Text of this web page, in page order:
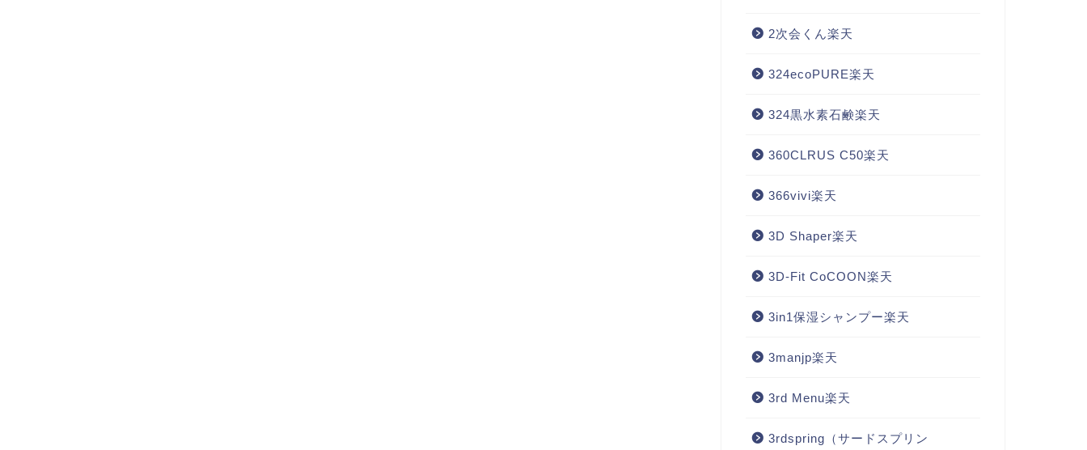
2次会くん楽天
324ecoPURE楽天
324黒水素石鹸楽天
360CLRUS C50楽天
366vivi楽天
3D Shaper楽天
3D-Fit CoCOON楽天
3in1保湿シャンプー楽天
3manjp楽天
3rd Menu楽天
3rdspring（サードスプリン